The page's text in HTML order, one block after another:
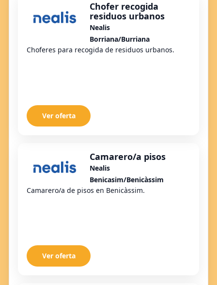
Chofer recogida
residuos urbanos
Nealis
Borriana/Burriana
Choferes para recogida de residuos urbanos.
Ver oferta
Camarero/a pisos
Nealis
Benicasim/Benicàssim
Camarero/a de pisos en Benicàssim.
Ver oferta